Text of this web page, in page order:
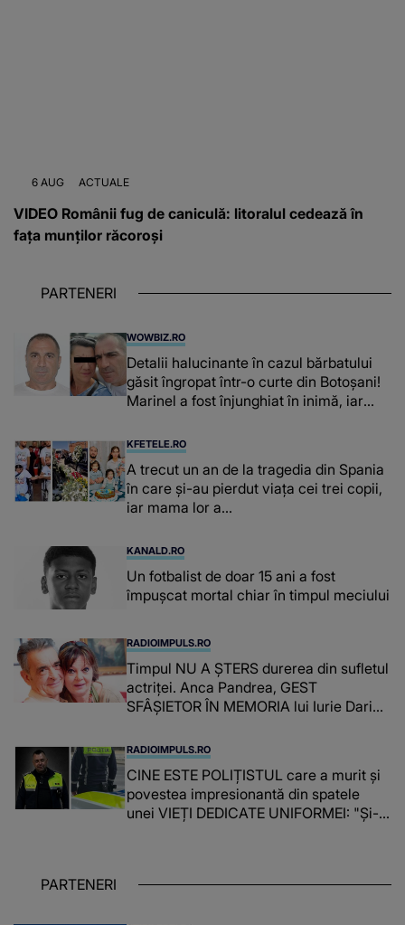
6 AUG ACTUALE
VIDEO Românii fug de caniculă: litoralul cedează în
fața munților răcoroși
PARTENERI
WOWBIZ.RO
Detalii halucinante în cazul bărbatului
găsit îngropat într-o curte din Botoșani!
Marinel a fost înjunghiat în inimă, iar
suspecți
KFETELE.RO
A trecut un an de la tragedia din Spania
în care și-au pierdut viața cei trei copii,
iar mama lor a…
KANALD.RO
Un fotbalist de doar 15 ani a fost
împușcat mortal chiar în timpul meciului
RADIOIMPULS.RO
Timpul NU A ȘTERS durerea din sufletul
actriței. Anca Pandrea, GEST
SFÂȘIETOR ÎN MEMORIA lui Iurie Darie:
timpul parcă..."
RADIOIMPULS.RO
CINE ESTE POLIȚISTUL care a murit și
povestea impresionantă din spatele
unei VIEȚI DEDICATE UNIFORMEI: "Și-a
PARTENERI